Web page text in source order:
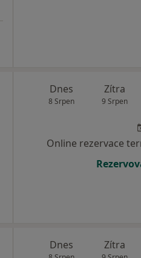
Dnes
8 Srpen
Zítra
9 Srpen
Online rezervace
Dnes Zítra